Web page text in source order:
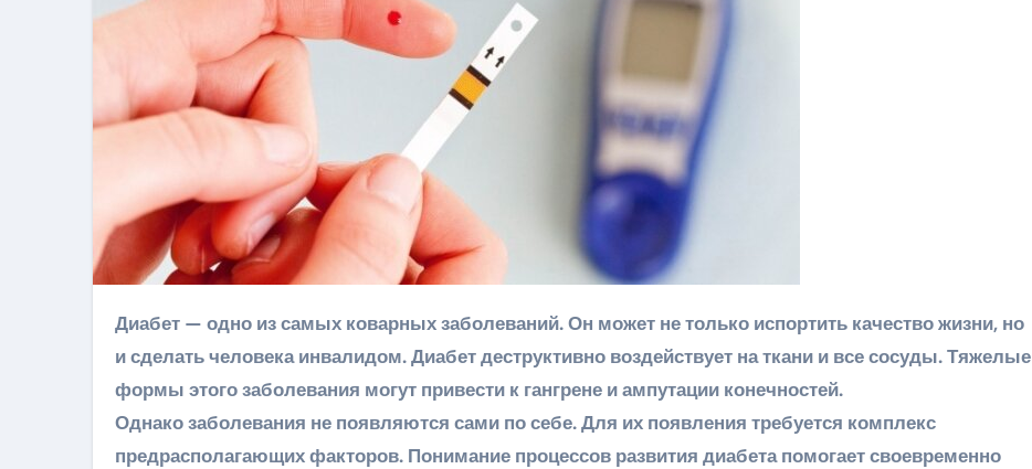
Диабет — одно из самых коварных заболеваний. Он может не только испортить качество жизни, но
и сделать человека инвалидом. Диабет деструктивно воздействует на ткани и все сосуды. Тяжелые
формы этого заболевания могут привести к гангрене и ампутации конечностей.
Однако заболевания не появляются сами по себе. Для их появления требуется комплекс
предрасполагающих факторов. Понимание процессов развития диабета помогает своевременно